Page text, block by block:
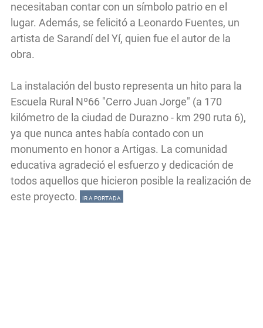
necesitaban contar con un símbolo patrio en el
lugar. Además, se felicitó a Leonardo Fuentes, un
artista de Sarandí del Yí, quien fue el autor de la
obra.
La instalación del busto representa un hito para la
Escuela Rural Nº66 "Cerro Juan Jorge" (a 170
kilómetro de la ciudad de Durazno - km 290 ruta 6),
ya que nunca antes había contado con un
monumento en honor a Artigas. La comunidad
educativa agradeció el esfuerzo y dedicación de
todos aquellos que hicieron posible la realización de
este proyecto.
IR A PORTADA